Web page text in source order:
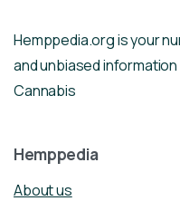
Hemppedia.org is your
and unbiased information
Cannabis
Hemppedia
About us